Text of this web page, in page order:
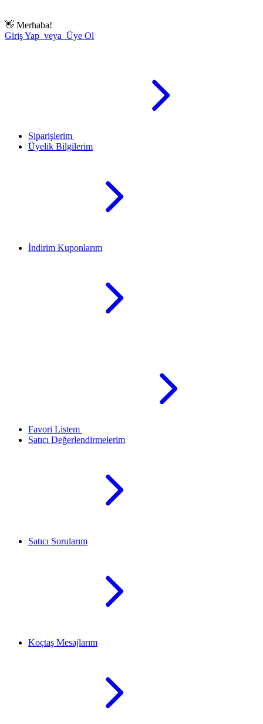
👋 Merhaba!
Giriş Yap veya Üye Ol
Siparişlerim
Üyelik Bilgilerim
İndirim Kuponlarım
Favori Listem
Satıcı Değerlendirmelerim
Satıcı Sorularım
Koçtaş Mesajlarım